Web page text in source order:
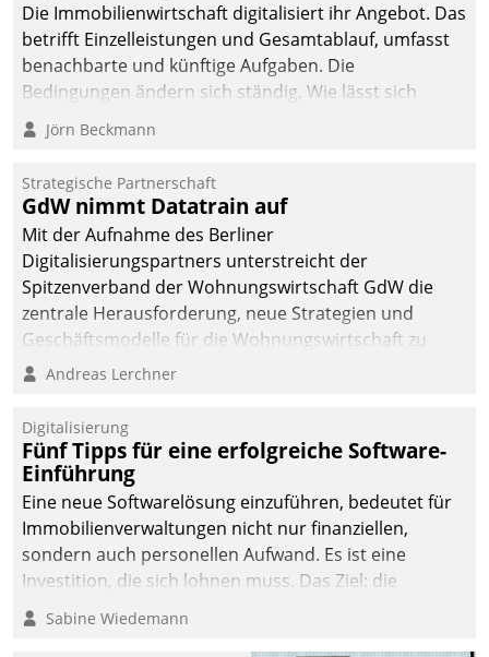
Die Immobilienwirtschaft digitalisiert ihr Angebot. Das
betrifft Einzelleistungen und Gesamtablauf, umfasst
benachbarte und künftige Aufgaben. Die
Bedingungen ändern sich ständig. Wie lässt sich
technisch die Kontrolle wahren und zugleich Freiraum
fürs Wachsen öffnen?
Jörn Beckmann
Strategische Partnerschaft
GdW nimmt Datatrain auf
Mit der Aufnahme des Berliner
Digitalisierungspartners unterstreicht der
Spitzenverband der Wohnungswirtschaft GdW die
zentrale Herausforderung, neue Strategien und
Geschäftsmodelle für die Wohnungswirtschaft zu
entwickeln.
Andreas Lerchner
Digitalisierung
Fünf Tipps für eine erfolgreiche Software-
Einführung
Eine neue Softwarelösung einzuführen, bedeutet für
Immobilienverwaltungen nicht nur finanziellen,
sondern auch personellen Aufwand. Es ist eine
Investition, die sich lohnen muss. Das Ziel: die
nachhaltige Optimierung der Geschäftsabläufe. Damit
dieses Ziel erreicht wird, sollten einige Grundregeln
Sabine Wiedemann